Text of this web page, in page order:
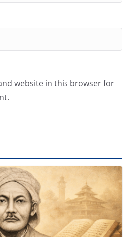
website in this browser for